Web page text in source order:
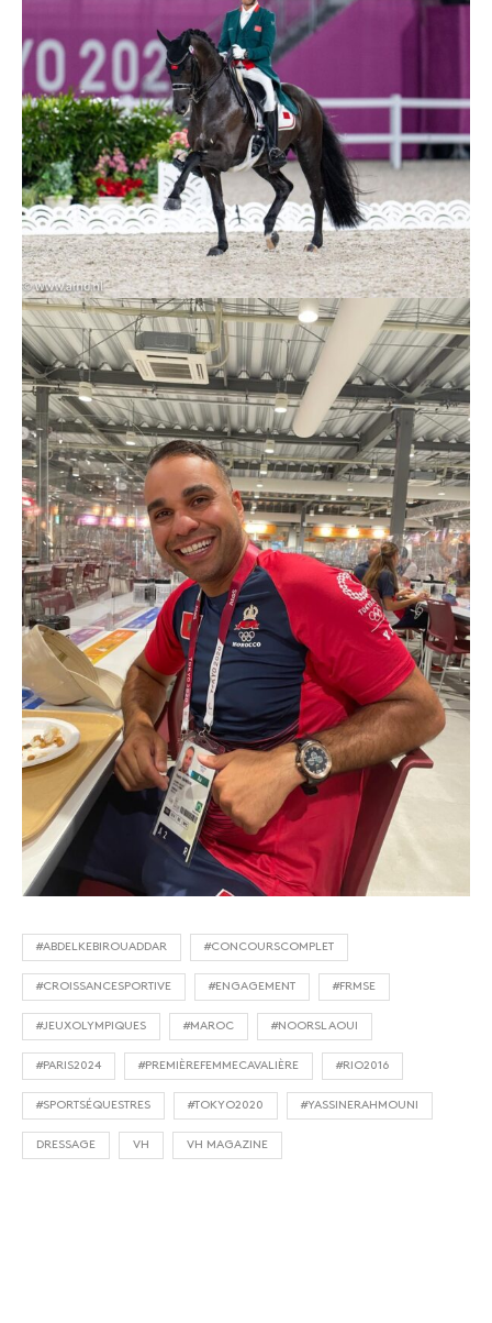
#ABDELKEBIROUADDAR #CONCOURSCOMPLET
#CROISSANCESPORTIVE #ENGAGEMENT #FRMSE
#JEUXOLYMPIQUES #MAROC #NOORSLAOUI
#PARIS2024 #PREMIÈREFEMMECAVALIÈRE #RIO2016
#SPORTSÉQUESTRES #TOKYO2020 #YASSINERAHMOUNI
DRESSAGE VH VH MAGAZINE